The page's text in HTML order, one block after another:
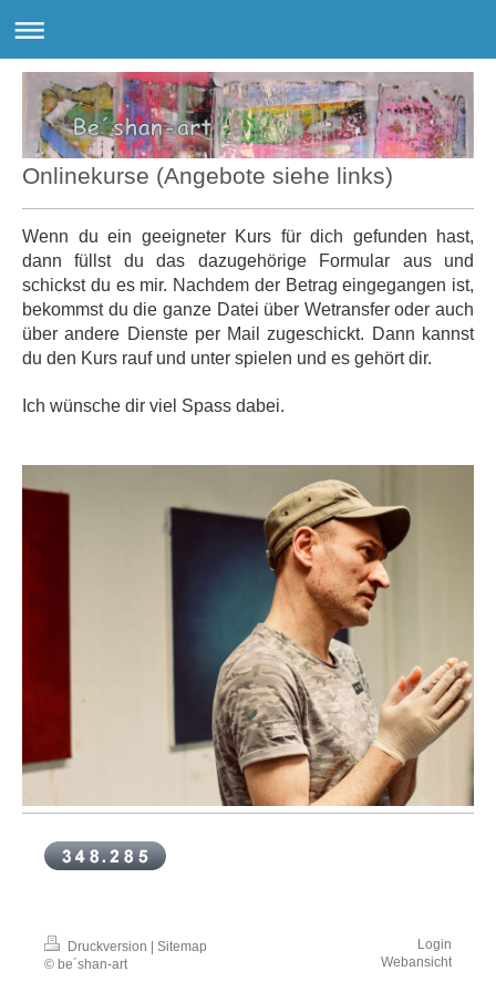
Onlinekurse (Angebote siehe links)
Wenn du ein geeigneter Kurs für dich gefunden hast,
dann füllst du das dazugehörige Formular aus und
schickst du es mir. Nachdem der Betrag eingegangen ist,
bekommst du die ganze Datei über Wetransfer oder auch
über andere Dienste per Mail zugeschickt. Dann kannst
du den Kurs rauf und unter spielen und es gehört dir.
Ich wünsche dir viel Spass dabei.
Druckversion
Sitemap
© be´shan-art
Login
Webansicht